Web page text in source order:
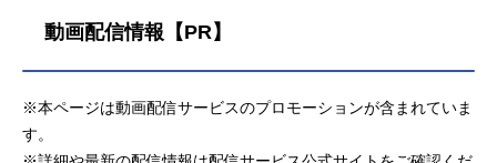
動画配信情報【PR】
※本ページは動画配信サービスのプロモーションが含まれていま
す。